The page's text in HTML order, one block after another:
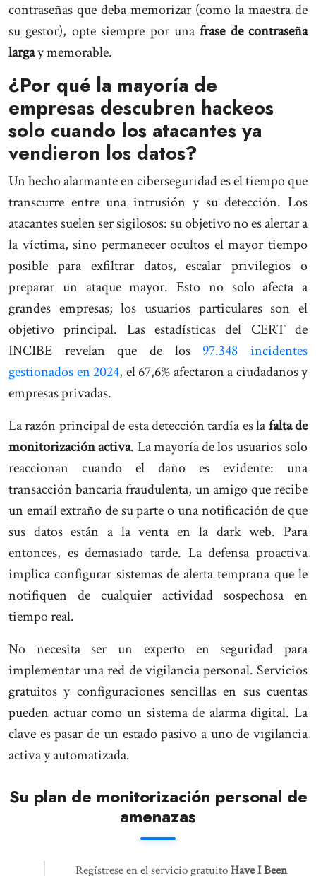
contraseñas que deba memorizar (como la maestra de
su gestor), opte siempre por unafrase de contraseña
largay memorable.
¿Por qué la mayoría de
empresas descubren hackeos
solo cuando los atacantes ya
vendieron los datos?
Un hecho alarmante en ciberseguridad es el tiempo que
transcurre entre una intrusión y su detección. Los
atacantes suelen ser sigilosos: su objetivo no es alertar a
la víctima, sino permanecer ocultos el mayor tiempo
posible para exfiltrar datos, escalar privilegios o
preparar un ataque mayor. Esto no solo afecta a
grandes empresas; los usuarios particulares son el
objetivo principal. Las estadísticas del CERT de
INCIBE revelan que de los 97.348 incidentes
gestionados en 2024, el 67,6% afectaron a ciudadanos y
empresas privadas.
La razón principal de esta detección tardía es lafalta de
monitorización activa. La mayoría de los usuarios solo
reaccionan cuando el daño es evidente: una
transacción bancaria fraudulenta, un amigo que recibe
un email extraño de su parte o una notificación de que
sus datos están a la venta en la dark web. Para
entonces, es demasiado tarde. La defensa proactiva
implica configurar sistemas de alerta temprana que le
notifiquen de cualquier actividad sospechosa en
tiempo real.
No necesita ser un experto en seguridad para
implementar una red de vigilancia personal. Servicios
gratuitos y configuraciones sencillas en sus cuentas
pueden actuar como un sistema de alarma digital. La
clave es pasar de un estado pasivo a uno de vigilancia
activa y automatizada.
Su plan de monitorización personal de
amenazas
Regístrese en el servicio gratuitoHave I Been